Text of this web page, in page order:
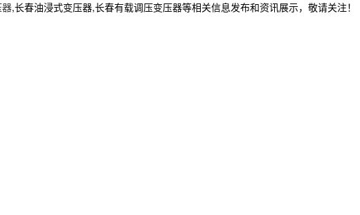
,长春油浸式变压器,长春有载调压变压器等相关信息发布和资讯展示，敬请关注！